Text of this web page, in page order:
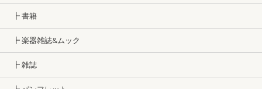
┣ 書籍
┣ 楽器雑誌&ムック
┣ 雑誌